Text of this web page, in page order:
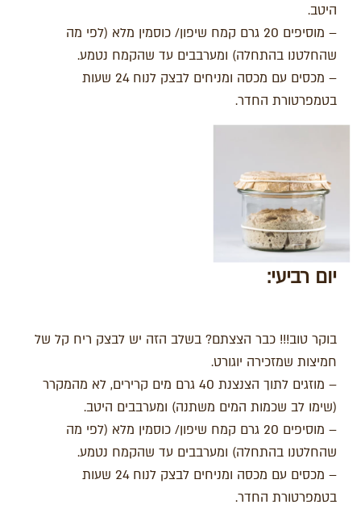
היטב.
– מוסיפים 20 גרם קמח שיפון/ כוסמין מלא (לפי מה
שהחלטנו בהתחלה) ומערבבים עד שהקמח נטמע.
– מכסים עם מכסה ומניחים לבצק לנוח 24 שעות
בטמפרטורת החדר.
יום רביעי:
בוקר טוב!!! כבר הצצתם? בשלב הזה יש לבצק ריח קל של
חמיצות שמזכירה יוגורט.
– מוזגים לתוך הצנצנת 40 גרם מים קרירים, לא מהמקרר
(שימו לב שכמות המים משתנה) ומערבבים היטב.
– מוסיפים 20 גרם קמח שיפון/ כוסמין מלא (לפי מה
שהחלטנו בהתחלה) ומערבבים עד שהקמח נטמע.
– מכסים עם מכסה ומניחים לבצק לנוח 24 שעות
בטמפרטורת החדר.